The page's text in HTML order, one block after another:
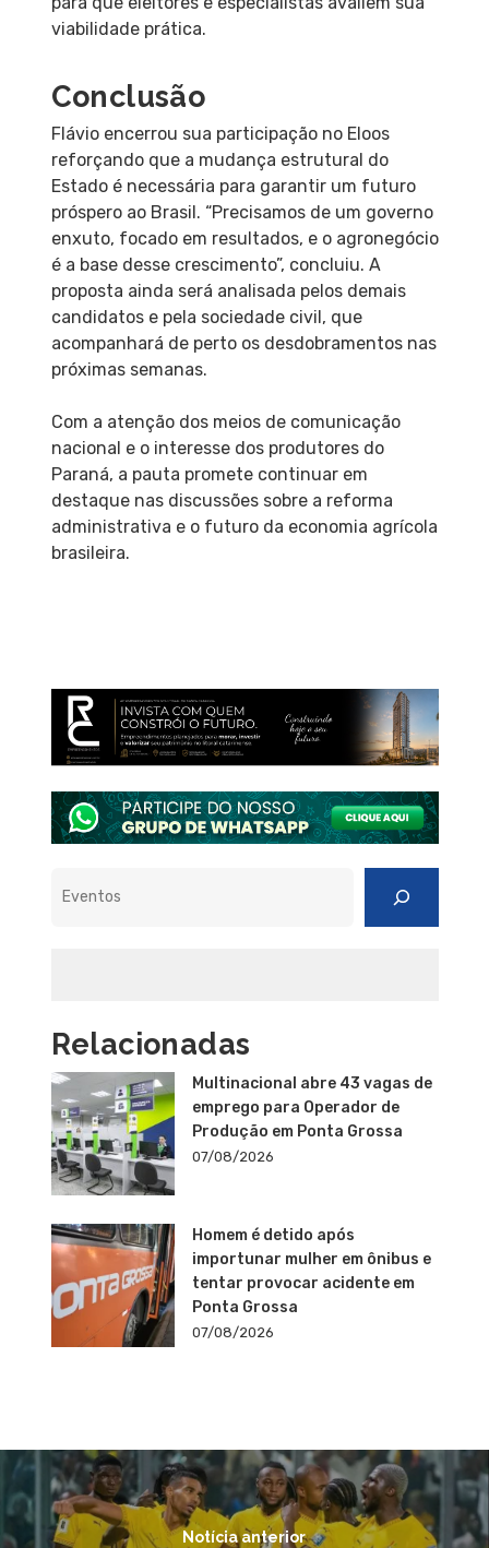
viabilidade prática.
Conclusão
Flávio encerrou sua participação no Eloos
reforçando que a mudança estrutural do
Estado é necessária para garantir um futuro
próspero ao Brasil. “Precisamos de um governo
enxuto, focado em resultados, e o agronegócio
é a base desse crescimento”, concluiu. A
proposta ainda será analisada pelos demais
candidatos e pela sociedade civil, que
acompanhará de perto os desdobramentos nas
próximas semanas.
Com a atenção dos meios de comunicação
nacional e o interesse dos produtores do
Paraná, a pauta promete continuar em
destaque nas discussões sobre a reforma
administrativa e o futuro da economia agrícola
brasileira.
Relacionadas
Multinacional abre 43 vagas de
emprego para Operador de
Produção em Ponta Grossa
07/08/2026
Homem é detido após
importunar mulher em ônibus e
tentar provocar acidente em
Ponta Grossa
07/08/2026
Notícia anterior